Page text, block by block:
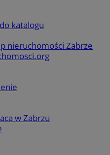
katalogu
nieruchomości Zabrze
w Zabrzu